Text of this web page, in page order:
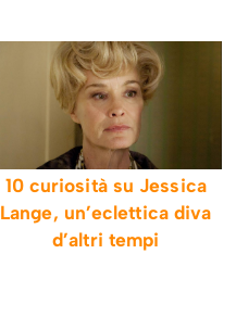
10 curiosità su Jessica
Lange, un’eclettica diva
d’altri tempi